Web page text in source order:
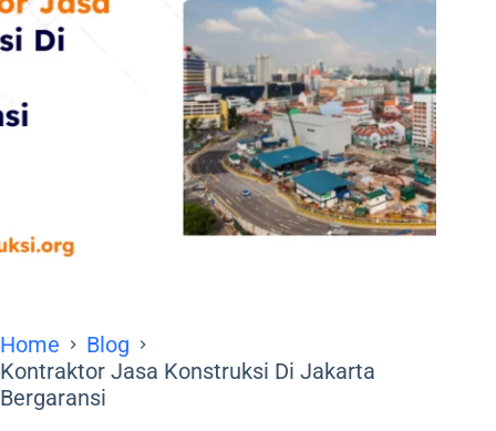
Home
Blog
Kontraktor Jasa Konstruksi Di Jakarta
Bergaransi